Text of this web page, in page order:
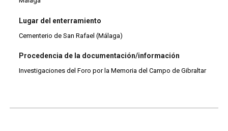
Lugar del enterramiento
Cementerio de San Rafael (Málaga)
Procedencia de la documentación/información
Investigaciones del Foro por la Memoria del Campo de Gibraltar